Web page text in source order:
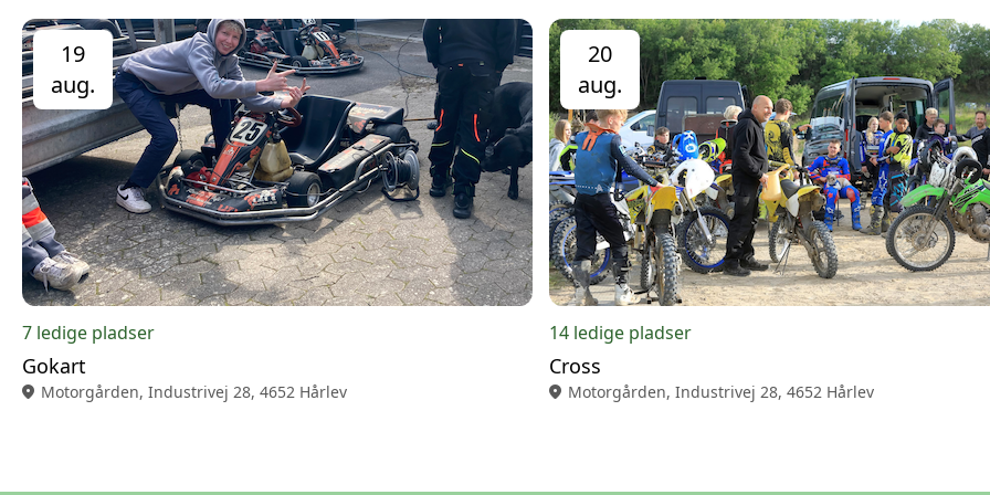
19
aug.
7 ledige pladser
Gokart
location_on Motorgården, Industrivej 28, 4652 Hårlev
20
aug.
14 ledige pladser
Cross
location_on Motorgården, Industrivej 28, 4652 Hårlev